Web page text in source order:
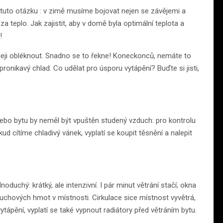
otázku : v zimě musíme bojovat nejen se závějemi a
teplo. Jak zajistit, aby v domě byla optimální teplota a
obléknout. Snadno se to řekne! Koneckonců, nemáte to
chlad. Co udělat pro úsporu vytápění? Buďte si jisti,
bytu by neměl být vpuštěn studený vzduch: pro kontrolu
cítíme chladivý vánek, vyplatí se koupit těsnění a nalepit
krátký, ale intenzivní. I pár minut větrání stačí; okna
hmot v místnosti. Cirkulace sice místnost vyvětrá,
vyplatí se také vypnout radiátory před větráním bytu.